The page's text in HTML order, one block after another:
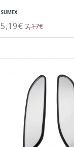
SUMEX
5,19€ 7,17€